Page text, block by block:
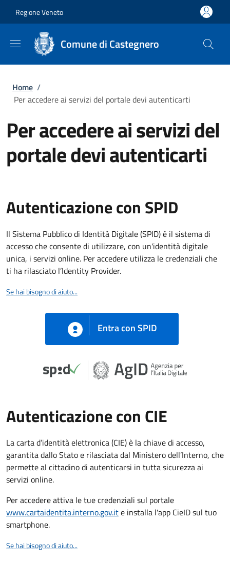
Regione Veneto
Comune di Castegnero
Briciole di pane
Home /
Per accedere ai servizi del portale devi autenticarti
Per accedere ai servizi del
portale devi autenticarti
Autenticazione con SPID
Il Sistema Pubblico di Identità Digitale (SPID) è il sistema di
accesso che consente di utilizzare, con un'identità digitale
unica, i servizi online. Per accedere utilizza le credenziali che
ti ha rilasciato l’Identity Provider.
Se hai bisogno di aiuto...
Entra con SPID
Autenticazione con CIE
La carta d’identità elettronica (CIE) è la chiave di accesso,
garantita dallo Stato e rilasciata dal Ministero dell’Interno, che
permette al cittadino di autenticarsi in tutta sicurezza ai
servizi online.
Per accedere attiva le tue credenziali sul portale
www.cartaidentita.interno.gov.ite installa l'app CieID sul tuo
smartphone.
Se hai bisogno di aiuto...